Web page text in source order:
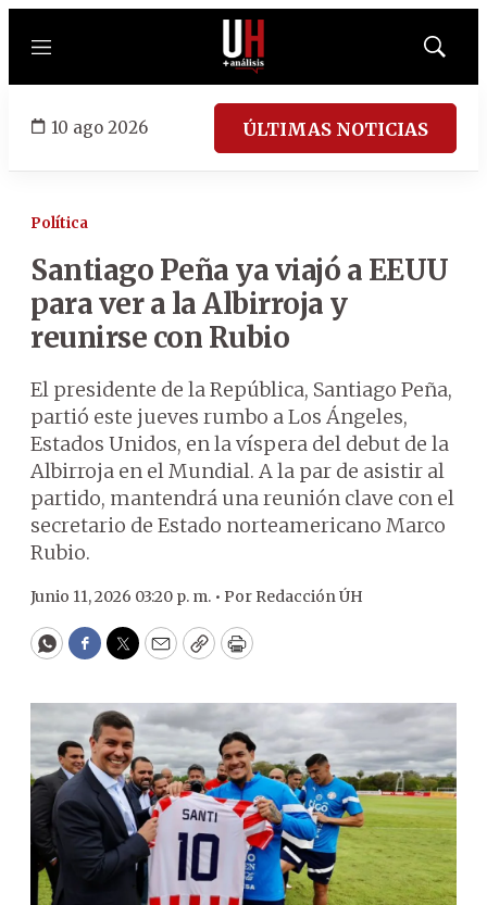
Menú
Mostrar
10 ago 2026 ÚLTIMAS NOTICIAS
Política
Santiago Peña ya viajó a EEUU
para ver a la Albirroja y
reunirse con Rubio
El presidente de la República, Santiago Peña,
partió este jueves rumbo a Los Ángeles,
Estados Unidos, en la víspera del debut de la
Albirroja en el Mundial. A la par de asistir al
partido, mantendrá una reunión clave con el
secretario de Estado norteamericano Marco
Rubio.
Junio 11, 2026 03:20 p. m. • Por Redacción ÚH
WhatsApp
Facebook
Twitter
EmailCopyPrint